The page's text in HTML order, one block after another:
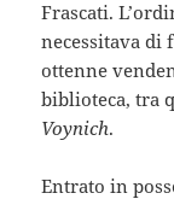
Frascati.
necessitava
ottenne
biblioteca, tra
Voynich.
Entrato in